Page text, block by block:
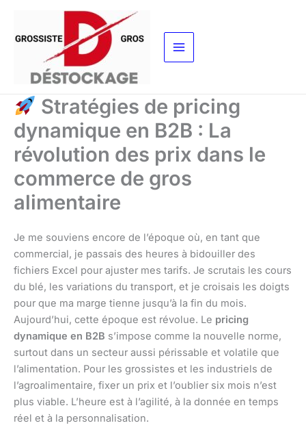
contenu
Stratégies de pricing
dynamique en B2B : La
révolution des prix dans le
commerce de gros
alimentaire
Je me souviens encore de l’époque où, en tant que
commercial, je passais des heures à bidouiller des
fichiers Excel pour ajuster mes tarifs. Je scrutais les cours
du blé, les variations du transport, et je croisais les doigts
pour que ma marge tienne jusqu’à la fin du mois.
Aujourd’hui, cette époque est révolue. Le pricing
dynamique en B2B s’impose comme la nouvelle norme,
surtout dans un secteur aussi périssable et volatile que
l’alimentation. Pour les grossistes et les industriels de
l’agroalimentaire, fixer un prix et l’oublier six mois n’est
plus viable. L’heure est à l’agilité, à la donnée en temps
réel et à la personnalisation.